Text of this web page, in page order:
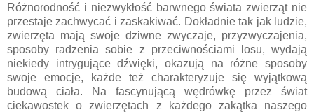
Różnorodność i niezwykłość barwnego świata zwierząt nie
przestaje zachwycać i zaskakiwać. Dokładnie tak jak ludzie,
zwierzęta mają swoje dziwne zwyczaje, przyzwyczajenia,
sposoby radzenia sobie z przeciwnościami losu, wydają
niekiedy intrygujące dźwięki, okazują na różne sposoby
swoje emocje, każde też charakteryzuje się wyjątkową
budową ciała. Na fascynującą wędrówkę przez świat
ciekawostek o zwierzętach z każdego zakątka naszego